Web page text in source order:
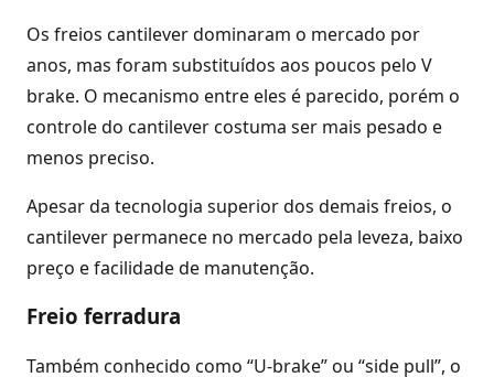
Os freios cantilever dominaram o mercado por
anos, mas foram substituídos aos poucos pelo V
brake. O mecanismo entre eles é parecido, porém o
controle do cantilever costuma ser mais pesado e
menos preciso.
Apesar da tecnologia superior dos demais freios, o
cantilever permanece no mercado pela leveza, baixo
preço e facilidade de manutenção.
Freio ferradura
Também conhecido como “U-brake” ou “side pull”, o